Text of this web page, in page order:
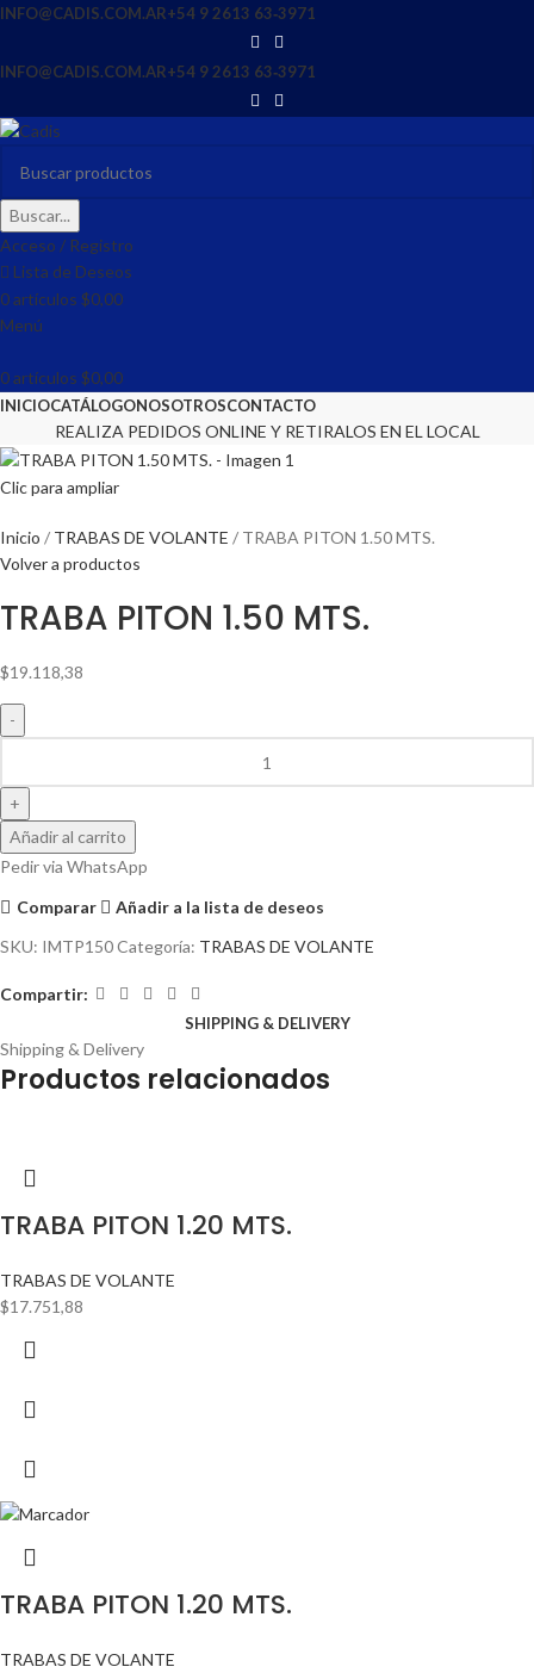
INFO@CADIS.COM.AR‪+54 9 2613 63‑3971‬
INFO@CADIS.COM.AR‪+54 9 2613 63‑3971‬
Buscar...
Acceso / Registro
Lista de Deseos
0artículos $0,00
Menú
0artículos $0,00
INICIOCATÁLOGONOSOTROSCONTACTO
REALIZA PEDIDOS ONLINE Y RETIRALOS EN EL LOCAL
Clic para ampliar
Inicio TRABAS DE VOLANTE
TRABA PITON 1.50 MTS.
Volver a productos
TRABA PITON 1.50 MTS.
$19.118,38
Añadir al carrito
Pedir via WhatsApp
Comparar
Añadir a la lista de deseos
SKU: IMTP150Categoría: TRABAS DE VOLANTE
Compartir:
SHIPPING & DELIVERY
Shipping & Delivery
Productos relacionados
TRABA PITON 1.20 MTS.
TRABAS DE VOLANTE
$17.751,88
TRABA PITON 1.20 MTS.
TRABAS DE VOLANTE